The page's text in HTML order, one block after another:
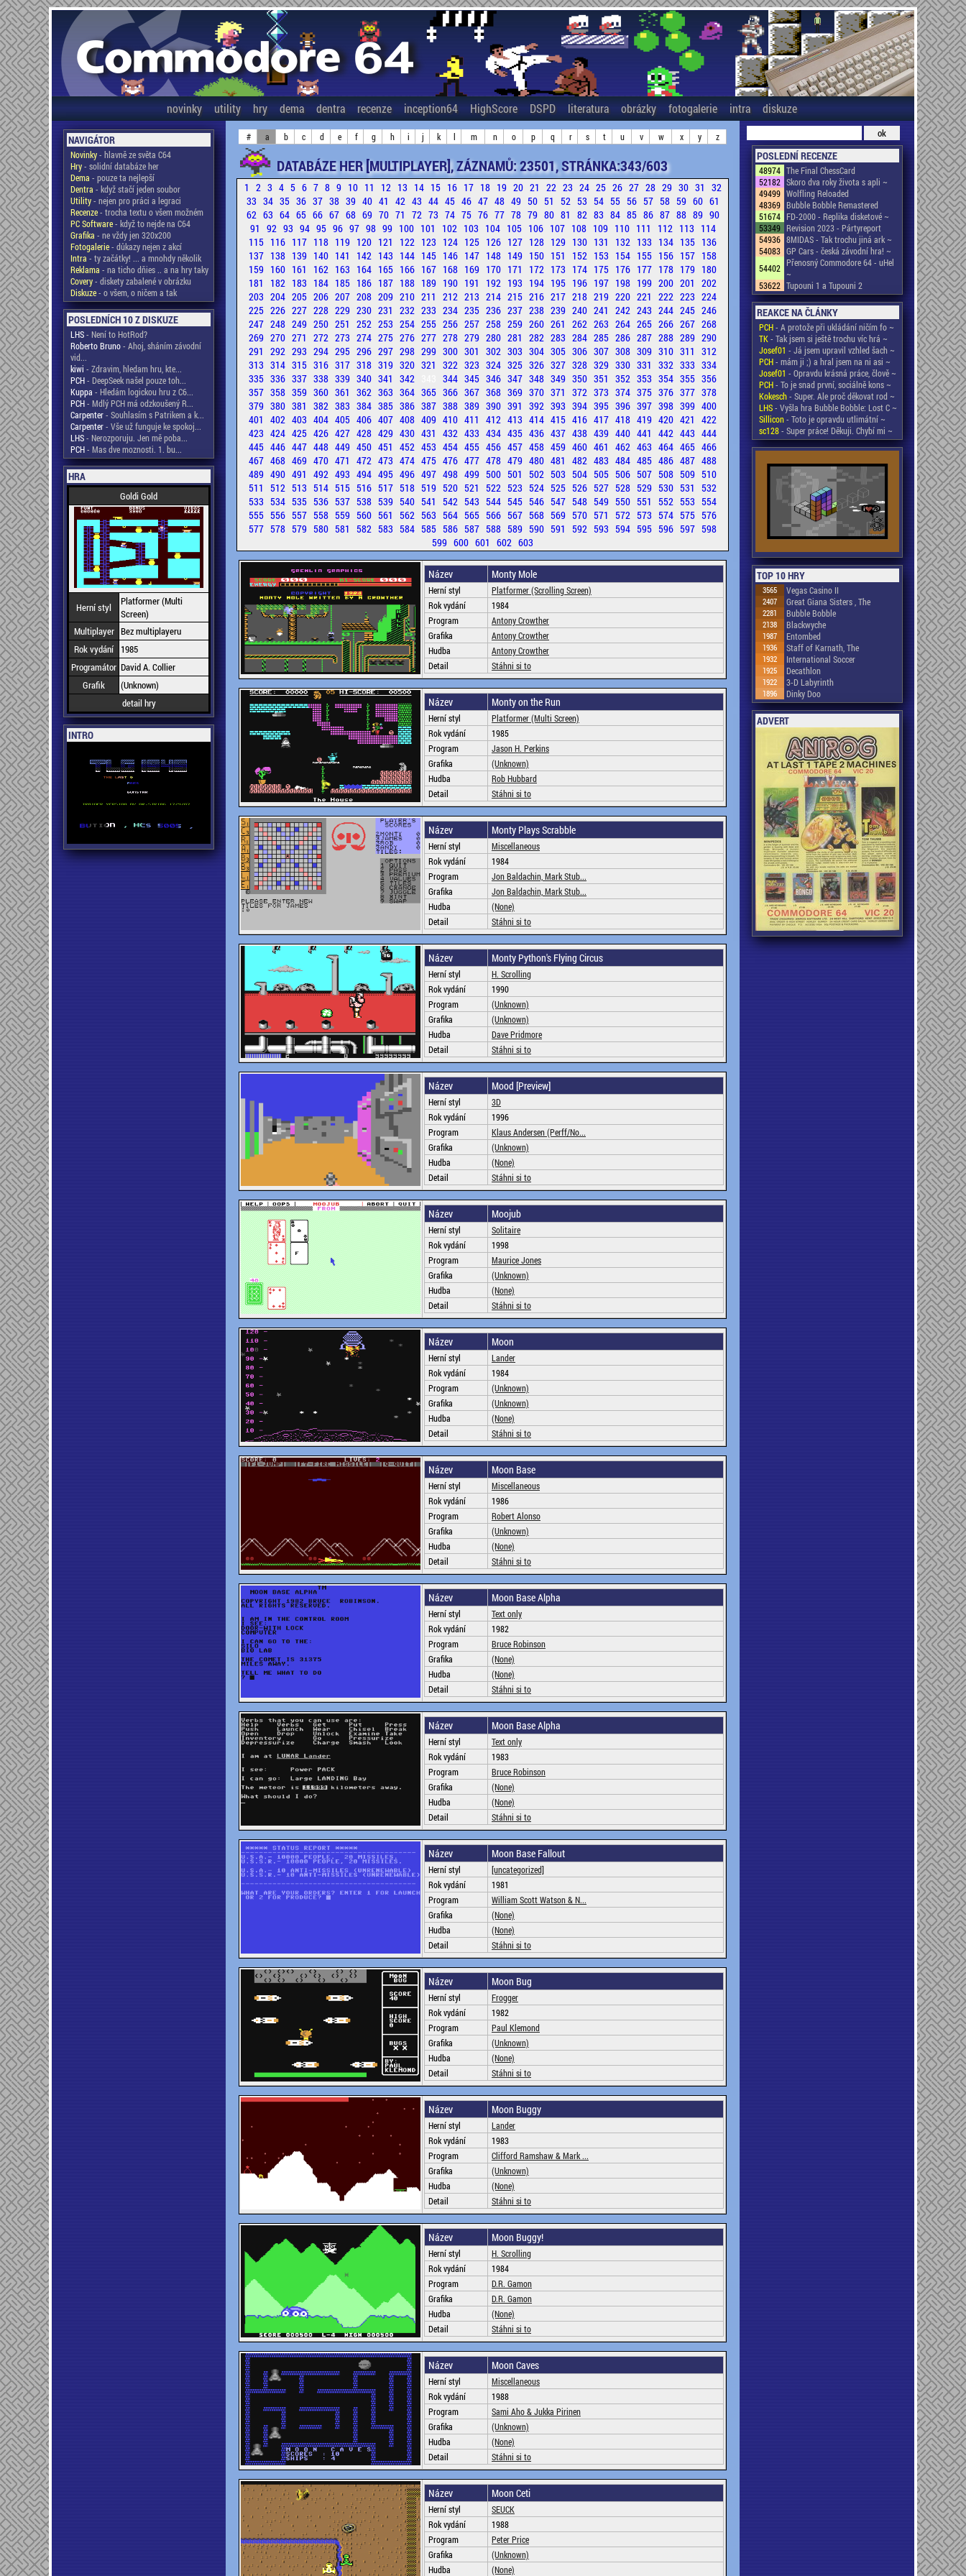
novinky utility hry dema dentra recenze inception64 HighScore DSPD literatura obrázky fotogalerie intra diskuze
NAVIGÁTOR
Novinky- hlavně ze světa C64
Hry- solidní databáze her
Dema - pouze ta nejlepší
Dentra - když stačí jeden soubor
Utility- nejen pro práci a legraci
Recenze- trocha textu o všem možném
PC Software- když to nejde na C64
Grafika - ne vždy jen 320x200
Fotogalerie- důkazy nejen z akcí
Intra - ty začátky! ... a mnohdy několik
Reklama - na ticho dňies .. a na hry taky
Covery- diskety zabalené v obrázku
Diskuze- o všem, o ničem a tak
POSLEDNÍCH 10 Z DISKUZE
LHS- Není to HotRod?
Roberto Bruno- Ahoj, sháním závodní
vid...
kiwi - Zdravim, hledam hru, kte...
PCH- DeepSeek našel pouze toh...
Kuppa - Hledám logickou hru z C6...
PCH- Mdlý PCH má odzkoušený R...
Carpenter- Souhlasím s Patrikem a k...
Carpenter- Vše už funguje ke spokoj...
LHS- Nerozporuju. Jen mě poba...
PCH- Mas dve moznosti. 1. bu...
HRA
Goldi Gold
Herní styl
Platformer (Multi
Screen)
Multiplayer Bez multiplayeru
Rok vydání
1985
Programátor David A. Collier
Grafik
(Unknown)
detail hry
INTRO
# a b c d e f g h i j k l m n o p q r s t u v w x y z
DATABÁZE HER [MULTIPLAYER], ZÁZNAMŮ: 23501, STRÁNKA:343/603
1 2 3 4 5 6 7 8 9 10 11 12 13 14 15 16 17 18 19 20 21 22 23 24 25 26 27 28 29 30 31 32
33 34 35 36 37 38 39 40 41 42 43 44 45 46 47 48 49 50 51 52 53 54 55 56 57 58 59 60 61
62 63 64 65 66 67 68 69 70 71 72 73 74 75 76 77 78 79 80 81 82 83 84 85 86 87 88 89 90
91 92 93 94 95 96 97 98 99 100 101 102 103 104 105 106 107 108 109 110 111 112 113 114
115 116 117 118 119 120 121 122 123 124 125 126 127 128 129 130 131 132 133 134 135 136
137 138 139 140 141 142 143 144 145 146 147 148 149 150 151 152 153 154 155 156 157 158
159 160 161 162 163 164 165 166 167 168 169 170 171 172 173 174 175 176 177 178 179 180
181
182 183 184 185 186 187 188 189 190 191 192 193 194 195 196 197 198 199 200 201 202
203 204 205 206 207 208 209 210 211 212 213 214 215 216 217 218 219 220 221 222 223 224
225 226 227 228 229 230 231 232 233 234 235 236 237 238 239 240 241 242 243 244 245 246
247 248 249 250 251 252 253 254 255 256 257 258 259 260 261 262 263 264 265 266 267 268
269 270 271 272 273 274 275 276 277 278 279 280 281 282 283 284 285 286 287 288 289 290
291 292 293 294 295 296 297 298 299 300 301 302 303 304 305 306 307 308 309 310 311 312
313 314 315 316 317 318 319 320 321 322 323 324 325 326 327 328 329 330 331 332 333 334
335 336 337 338 339 340 341 342 344 345 346 347 348 349 350 351 352 353 354 355 356
357 358 359 360 361 362 363 364 365 366 367 368 369 370 371 372 373 374 375 376 377 378
379 380 381 382 383 384 385 386 387 388 389 390 391 392 393 394 395 396 397 398 399 400
401 402 403 404 405 406 407 408 409 410 411 412 413 414 415 416 417 418 419 420 421 422
423 424 425 426 427 428 429 430 431 432 433 434 435 436 437 438 439 440 441 442 443 444
445 446 447 448 449 450 451 452 453 454 455 456 457 458 459 460 461 462 463 464 465 466
467 468 469 470 471 472 473 474 475 476 477 478 479 480 481 482 483 484 485 486 487 488
489 490 491 492 493 494 495 496 497 498 499 500 501 502 503 504 505 506 507 508 509 510
511 512 513 514 515 516 517 518 519 520 521 522 523 524 525 526 527 528 529 530 531 532
533 534 535 536 537 538 539 540 541 542 543 544 545 546 547 548 549 550 551 552 553 554
555 556 557 558 559 560 561 562 563 564 565 566 567 568 569 570 571 572 573 574 575 576
577 578 579 580 581 582 583 584 585 586 587 588 589 590 591 592 593 594 595 596 597 598
599 600 601 602 603
Název Monty Mole
Herní styl
Platformer (Scrolling Screen)
Rok vydání
1984
Program
Antony Crowther
Grafika
Antony Crowther
Hudba
Antony Crowther
Detail
Stáhni si to
Název Monty on the Run
Herní styl
Platformer (Multi Screen)
Rok vydání
1985
Program
Jason H. Perkins
Grafika
(Unknown)
Hudba
Rob Hubbard
Detail
Stáhni si to
Název Monty Plays Scrabble
Herní styl
Miscellaneous
Rok vydání
1984
Program
Jon Baldachin, Mark Stub...
Grafika
Jon Baldachin, Mark Stub...
Hudba
(None)
Detail
Stáhni si to
Název Monty Python's Flying Circus
Herní styl
H. Scrolling
Rok vydání
1990
Program
(Unknown)
Grafika
(Unknown)
Hudba
Dave Pridmore
Detail
Stáhni si to
Název Mood [Preview]
Herní styl
3D
Rok vydání
1996
Program
Klaus Andersen (Perff/No...
Grafika
(Unknown)
Hudba
(None)
Detail
Stáhni si to
Název Moojub
Herní styl
Solitaire
Rok vydání
1998
Program
Maurice Jones
Grafika
(Unknown)
Hudba
(None)
Detail
Stáhni si to
Název Moon
Herní styl
Lander
Rok vydání
1984
Program
(Unknown)
Grafika
(Unknown)
Hudba
(None)
Detail
Stáhni si to
Název Moon Base
Herní styl
Miscellaneous
Rok vydání
1986
Program
Robert Alonso
Grafika
(Unknown)
Hudba
(None)
Detail
Stáhni si to
Název Moon Base Alpha
Herní styl
Text only
Rok vydání
1982
Program
Bruce Robinson
Grafika
(None)
Hudba
(None)
Detail
Stáhni si to
Název Moon Base Alpha
Herní styl
Text only
Rok vydání
1983
Program
Bruce Robinson
Grafika
(None)
Hudba
(None)
Detail
Stáhni si to
Název Moon Base Fallout
Herní styl
[uncategorized]
Rok vydání
1981
Program
William Scott Watson & N...
Grafika
(None)
Hudba
(None)
Detail
Stáhni si to
Název Moon Bug
Herní styl
Frogger
Rok vydání
1982
Program
Paul Klemond
Grafika
(Unknown)
Hudba
(None)
Detail
Stáhni si to
Název Moon Buggy
Herní styl
Lander
Rok vydání
1983
Program
Clifford Ramshaw & Mark ...
Grafika
(Unknown)
Hudba
(None)
Detail
Stáhni si to
Název Moon Buggy!
Herní styl
H. Scrolling
Rok vydání
1984
Program
D.R. Gamon
Grafika
D.R. Gamon
Hudba
(None)
Detail
Stáhni si to
Název Moon Caves
Herní styl
Miscellaneous
Rok vydání
1988
Program
Sami Aho & Jukka Pirinen
Grafika
(Unknown)
Hudba
(None)
Detail
Stáhni si to
Název Moon Ceti
Herní styl
SEUCK
Rok vydání
1988
Program
Peter Price
Grafika
(Unknown)
Hudba
(None)
POSLEDNÍ RECENZE
48974 The Final ChessCard
52182 Skoro dva roky života s apli ~
49499 Wolfling Reloaded
48369 Bubble Bobble Remastered
51674 FD-2000 - Replika disketové ~
53349 Revision 2023 - Pártyreport
54936 8MIDAS - Tak trochu jiná ark ~
54083 GP Cars - česká závodní hra! ~
54402 Přenosný Commodore 64 - uHel
~
53622 Tupouni 1 a Tupouni 2
REAKCE NA ČLÁNKY
PCH- A protože při ukládání ničím fo ~
TK- Tak jsem si ještě trochu víc hrá ~
Josef01 - Já jsem upravil vzhled šach ~
PCH- mám ji ;) a hral jsem na ni asi ~
Josef01 - Opravdu krásná práce, člově ~
PCH- To je snad první, sociálně kons ~
Kokesch- Super. Ale proč děkovat rod ~
LHS- Vyšla hra Bubble Bobble: Lost C ~
Sillicon- Toto je opravdu utlimátní ~
sc128- Super práce! Děkuji. Chybí mi ~
TOP 10 HRY
3565 Vegas Casino II
2407 Great Giana Sisters , The
2281 Bubble Bobble
2138 Blackwyche
1987 Entombed
1936 Staff of Karnath, The
1932 International Soccer
1925 Decathlon
1922 3-D Labyrinth
1896 Dinky Doo
ADVERT